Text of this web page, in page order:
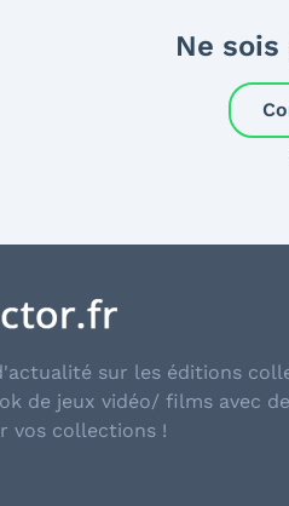
Ne
sur les éditions
de jeux vidéo/ films avec
vos collections !